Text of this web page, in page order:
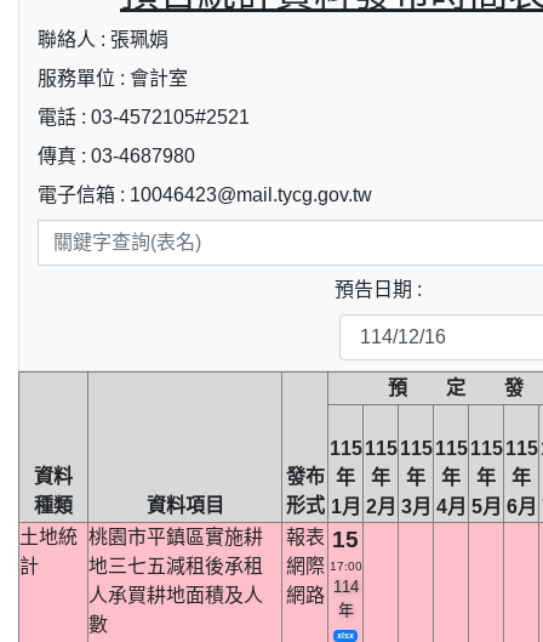
聯絡人 : 張珮娟
服務單位 : 會計室
電話 : 03-4572105#2521
傳真 : 03-4687980
電子信箱 : 10046423@mail.tycg.gov.tw
預告日期 :
資料
種類
資料項目
發布
形式
預 定
115
年
1月
115
年
2月
115
年
3月
115
年
4月
115
年
5月
115
年
6月
土地統
計
桃園市平鎮區實施耕
地三七五減租後承租
人承買耕地面積及人
數
報表
網際
網路
15
17:00
114
年
xlsx